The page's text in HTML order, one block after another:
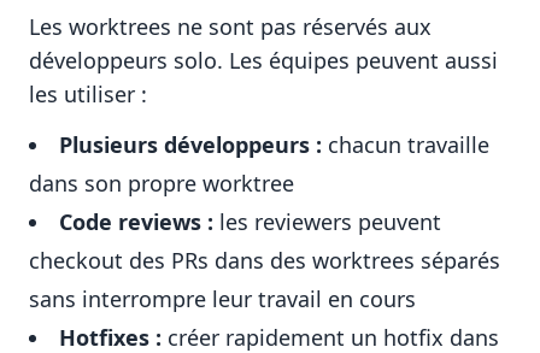
Les worktrees ne sont pas réservés aux
développeurs solo. Les équipes peuvent aussi
les utiliser :
Plusieurs développeurs : chacun travaille
dans son propre worktree
Code reviews : les reviewers peuvent
checkout des PRs dans des worktrees séparés
sans interrompre leur travail en cours
Hotfixes : créer rapidement un hotfix dans